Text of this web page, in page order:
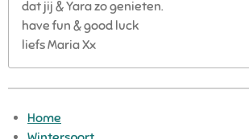
dat jij & Yara zo genieten.
have fun & good luck
liefs Maria Xx
Home